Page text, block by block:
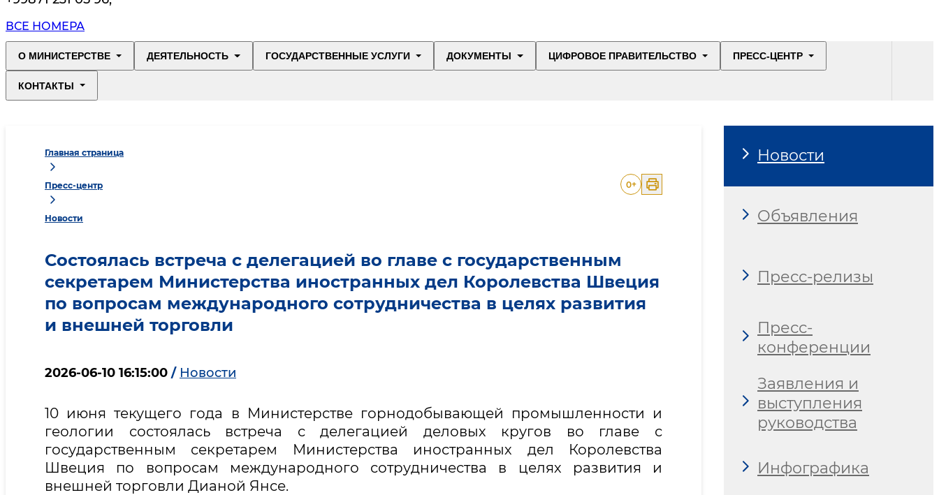
ВСЕ НОМЕРА
О МИНИСТЕРСТВЕ ДЕЯТЕЛЬНОСТЬ ГОСУДАРСТВЕННЫЕ УСЛУГИ ДОКУМЕНТЫ ЦИФРОВОЕ ПРАВИТЕЛЬСТВО ПРЕСС-ЦЕНТР
КОНТАКТЫ
Главная страница
Пресс-центр
Новости
0+
Состоялась встреча с делегацией во главе с государственным
секретарем Министерства иностранных дел Королевства Швеция
по вопросам международного сотрудничества в целях развития
и внешней торговли
2026-06-10 16:15:00 / Новости
10 июня текущего года в Министерстве горнодобывающей промышленности и
геологии состоялась встреча с делегацией деловых кругов во главе с
государственным секретарем Министерства иностранных дел Королевства
Швеция по вопросам международного сотрудничества в целях развития и
внешней торговли Дианой Янсе.
Новости
Объявления
Пресс-релизы
Пресс-
конференции
Заявления и
выступления
руководства
Инфографика